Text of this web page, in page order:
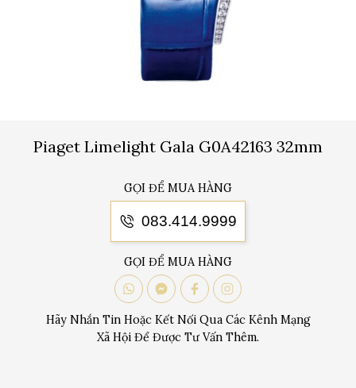
Piaget Limelight Gala G0A42163 32mm
GỌI ĐỂ MUA HÀNG
083.414.9999
GỌI ĐỂ MUA HÀNG
Hãy Nhắn Tin Hoặc Kết Nối Qua Các Kênh Mạng
Xã Hội Để Được Tư Vấn Thêm.